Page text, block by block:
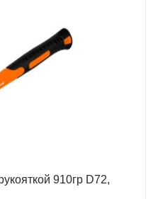
910гр D72,